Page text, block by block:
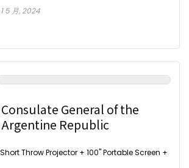
1 5 月, 2024
Consulate General of the
Argentine Republic
Throw Projector + 100" Portable Screen +